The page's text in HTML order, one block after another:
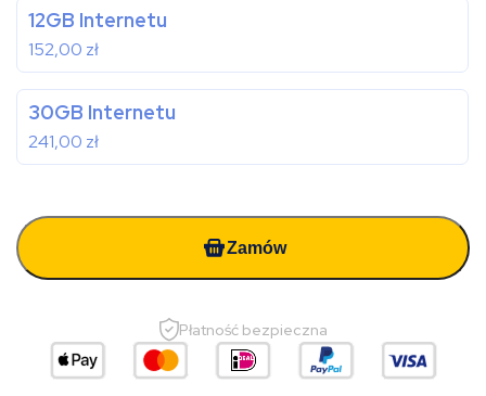
12GB Internetu
152,00 zł
30GB Internetu
241,00 zł
Zamów
Płatność bezpieczna